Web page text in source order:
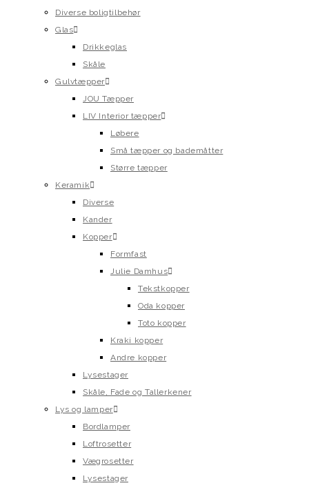
Diverse boligtilbehør
Glas
Drikkeglas
Skåle
Gulvtæpper
JOU Tæpper
LIV Interior tæpper
Løbere
Små tæpper og bademåtter
Større tæpper
Keramik
Diverse
Kander
Kopper
Formfast
Julie Damhus
Tekstkopper
Oda kopper
Toto kopper
Kraki kopper
Andre kopper
Lysestager
Skåle, Fade og Tallerkener
Lys og lamper
Bordlamper
Loftrosetter
Vægrosetter
Lysestager